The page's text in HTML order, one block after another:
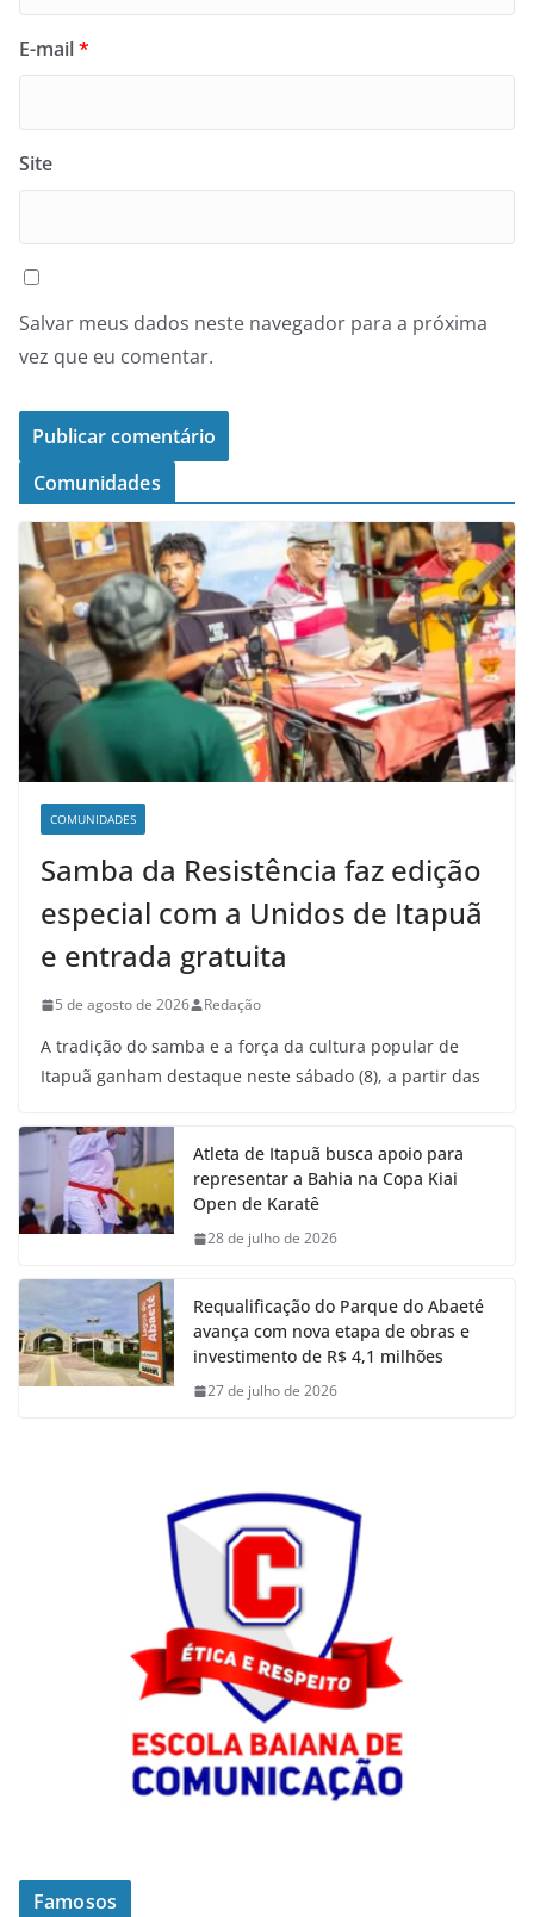
E-mail*
Site
Salvar meus dados neste navegador para a próxima
vez que eu comentar.
Comunidades
COMUNIDADES
Samba da Resistência faz edição
especial com a Unidos de Itapuã
e entrada gratuita
5 de agosto de 2026 Redação
A tradição do samba e a força da cultura popular de
Itapuã ganham destaque neste sábado (8), a partir das
Atleta de Itapuã busca apoio para
representar a Bahia na Copa Kiai
Open de Karatê
28 de julho de 2026
Requalificação do Parque do Abaeté
avança com nova etapa de obras e
investimento de R$ 4,1 milhões
27 de julho de 2026
Famosos